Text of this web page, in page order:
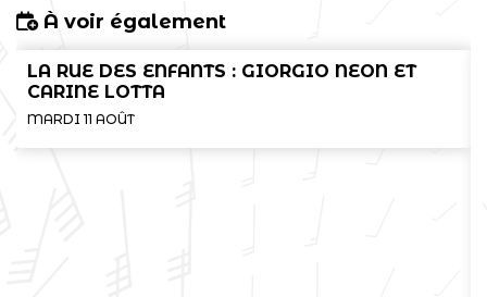
À voir également
LA RUE DES ENFANTS : GIORGIO NEON ET
CARINE LOTTA
MARDI 11 AOÛT